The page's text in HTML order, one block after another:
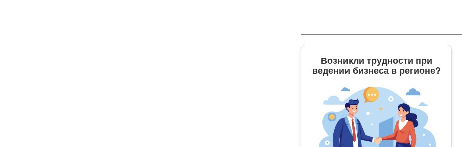
Возникли трудности при
ведении бизнеса в регионе?